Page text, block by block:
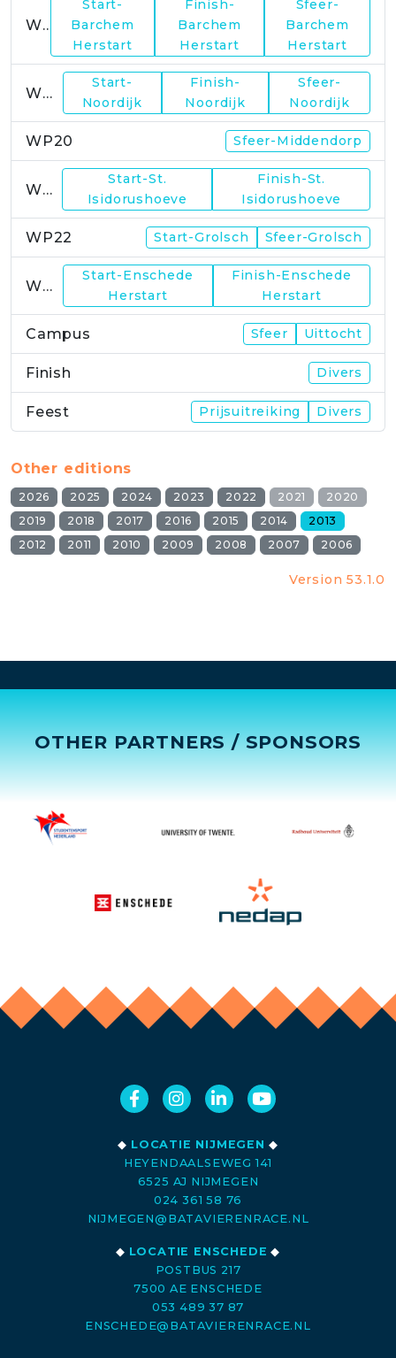
WP17
Start-
Barchem
Herstart
Finish-
Barchem
Herstart
Sfeer-
Barchem
Herstart
WP19
Start-
Noordijk
Finish-
Noordijk
Sfeer-
Noordijk
WP20 Sfeer-Middendorp
WP21
Start-St.
Isidorushoeve
Finish-St.
Isidorushoeve
WP22 Start-Grolsch Sfeer-Grolsch
WP23
Start-Enschede
Herstart
Finish-Enschede
Herstart
Campus Sfeer Uittocht
Finish Divers
Feest Prijsuitreiking Divers
Other editions
2026 2025 2024 2023 2022 2021
2020
2019
2018 2017 2016 2015 2014
2013
2012
2011 2010 2009 2008 2007 2006
Version 53.1.0
OTHER PARTNERS / SPONSORS
◆ LOCATIE NIJMEGEN ◆
HEYENDAALSEWEG 141
6525 AJ NIJMEGEN
024 361 58 76
NIJMEGEN@BATAVIERENRACE.NL
◆ LOCATIE ENSCHEDE ◆
POSTBUS 217
7500 AE ENSCHEDE
053 489 37 87
ENSCHEDE@BATAVIERENRACE.NL